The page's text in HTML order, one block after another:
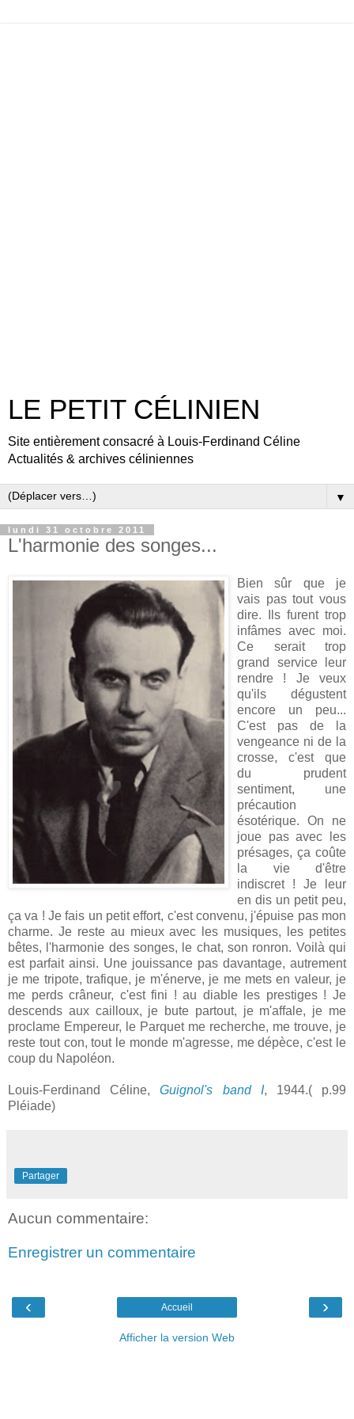
LE PETIT CÉLINIEN
Site entièrement consacré à Louis-Ferdinand Céline
Actualités & archives céliniennes
▼
lundi 31 octobre 2011
L'harmonie des songes...
Bien sûr que je
vais pas tout vous
dire. Ils furent trop
infâmes avec moi.
Ce serait trop
grand service leur
rendre ! Je veux
qu'ils dégustent
encore un peu...
C'est pas de la
vengeance ni de la
crosse, c'est que
du prudent
sentiment, une
précaution
ésotérique. On ne
joue pas avec les
présages, ça coûte
la vie d'être
indiscret ! Je leur
en dis un petit peu,
ça va ! Je fais un petit effort, c'est convenu, j'épuise pas mon
charme. Je reste au mieux avec les musiques, les petites
bêtes, l'harmonie des songes, le chat, son ronron. Voilà qui
est parfait ainsi. Une jouissance pas davantage, autrement
je me tripote, trafique, je m'énerve, je me mets en valeur, je
me perds crâneur, c'est fini ! au diable les prestiges ! Je
descends aux cailloux, je bute partout, je m'affale, je me
proclame Empereur, le Parquet me recherche, me trouve, je
reste tout con, tout le monde m'agresse, me dépèce, c'est le
coup du Napoléon.
Louis-Ferdinand Céline,Guignol's band I, 1944.( p.99
Pléiade)
Partager
Aucun commentaire:
Enregistrer un commentaire
‹ ›
Accueil
Afficher la version Web